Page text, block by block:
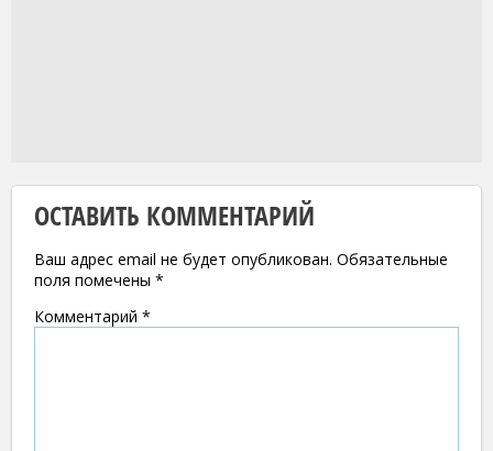
ОСТАВИТЬ КОММЕНТАРИЙ
Ваш адрес email не будет опубликован. Обязательные
поля помечены *
Комментарий *